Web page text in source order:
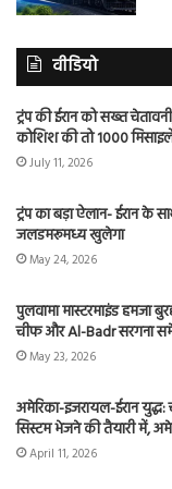
वीडियो
ट्रंप की ईरान को सख्त
कोशिश की तो 1000
July 11, 2026
ट्रंप का बड़ा ऐलान- ईरान के
जलडमरूमध्य खुलेगा
May 24, 2026
पुलवामा मास्टरमाइंड हमजा
चीफ और Al-Badr सरगना
May 23, 2026
अमेरिका-इजरायल-ईरान
सिस्टम भेजने की तैयारी में,
April 11, 2026